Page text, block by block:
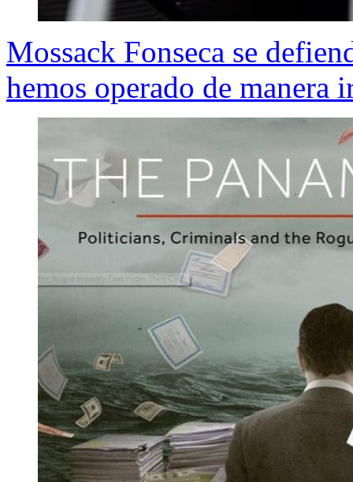
Mossack Fonseca se
hemos operado de manera